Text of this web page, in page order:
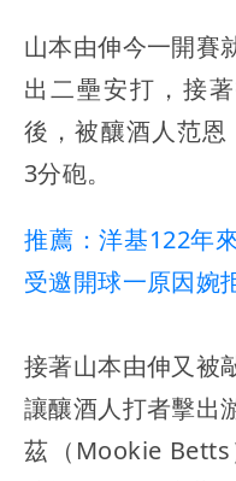
山本由伸今一開賽
出二壘安打，接
後，被釀酒人范
3分砲。
推薦：洋基122年
受邀開球一原因婉
接著山本由伸又被
讓釀酒人打者擊出
茲（Mookie